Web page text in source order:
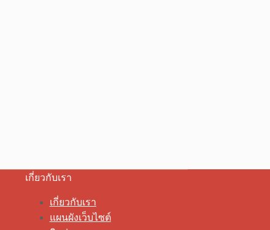
เกี่ยวกับเรา
เกี่ยวกับเรา
แผนผังเว็บไซต์